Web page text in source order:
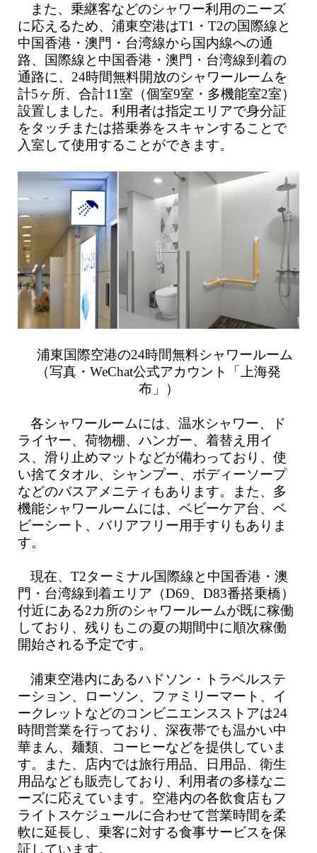
また、乗継客などのシャワー利用のニーズ
に応えるため、浦東空港はT1・T2の国際線と
中国香港・澳門・台湾線から国内線への通
路、国際線と中国香港・澳門・台湾線到着の
通路に、24時間無料開放のシャワールームを
計5ヶ所、合計11室（個室9室・多機能室2室）
設置しました。利用者は指定エリアで身分証
をタッチまたは搭乗券をスキャンすることで
入室して使用することができます。
浦東国際空港の24時間無料シャワールーム
（写真・WeChat公式アカウント「上海発
布」）
各シャワールームには、温水シャワー、ド
ライヤー、荷物棚、ハンガー、着替え用イ
ス、滑り止めマットなどが備わっており、使
い捨てタオル、シャンプー、ボディーソープ
などのバスアメニティもあります。また、多
機能シャワールームには、ベビーケア台、ベ
ビーシート、バリアフリー用手すりもありま
す。
現在、T2ターミナル国際線と中国香港・澳
門・台湾線到着エリア（D69、D83番搭乗橋）
付近にある2カ所のシャワールームが既に稼働
しており、残りもこの夏の期間中に順次稼働
開始される予定です。
浦東空港内にあるハドソン・トラベルステ
ーション、ローソン、ファミリーマート、イ
ークレットなどのコンビニエンスストアは24
時間営業を行っており、深夜帯でも温かい中
華まん、麺類、コーヒーなどを提供していま
す。また、店内では旅行用品、日用品、衛生
用品なども販売しており、利用者の多様なニ
ーズに応えています。空港内の各飲食店もフ
ライトスケジュールに合わせて営業時間を柔
軟に延長し、乗客に対する食事サービスを保
証しています。